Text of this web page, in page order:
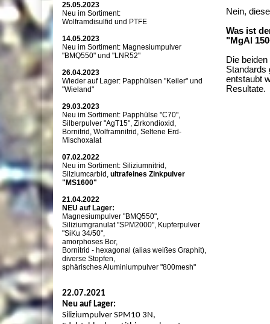
Nein,
Was ist
"MgAl
Die
Standards
entstaubt
Resultate.
25.05.2023
Neu im Sortiment:
Wolframdisulfid und PTFE
14.05.2023
Neu im Sortiment: Magnesiumpulver
"BMQ550" und "LNR52"
26.04.2023
Wieder auf Lager: Papphülsen "Keiler" und
"Wieland"
29.03.2023
Neu im Sortiment: Papphülse "C70",
Silberpulver "AgT15", Zirkondioxid,
Bornitrid, Wolframnitrid, Seltene Erd-
Mischoxalat
07.02.2022
Neu im Sortiment: Siliziumnitrid,
Silziumcarbid, ultrafeines Zinkpulver
"MS1600"
21.04.2022
NEU auf Lager:
Magnesiumpulver "BMQ550",
Siliziumgranulat "SPM2000", Kupferpulver
"SiKu 34/50",
amorphoses Bor,
Bornitrid - hexagonal (alias weißes Graphit),
diverse Stopfen,
sphärisches Aluminiumpulver "800mesh"
22.07.2021
Neu auf Lager:
Siliziumpulver SPM10 3N,